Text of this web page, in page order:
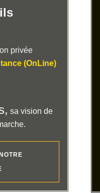
privée
(OnLine)
sa vision de